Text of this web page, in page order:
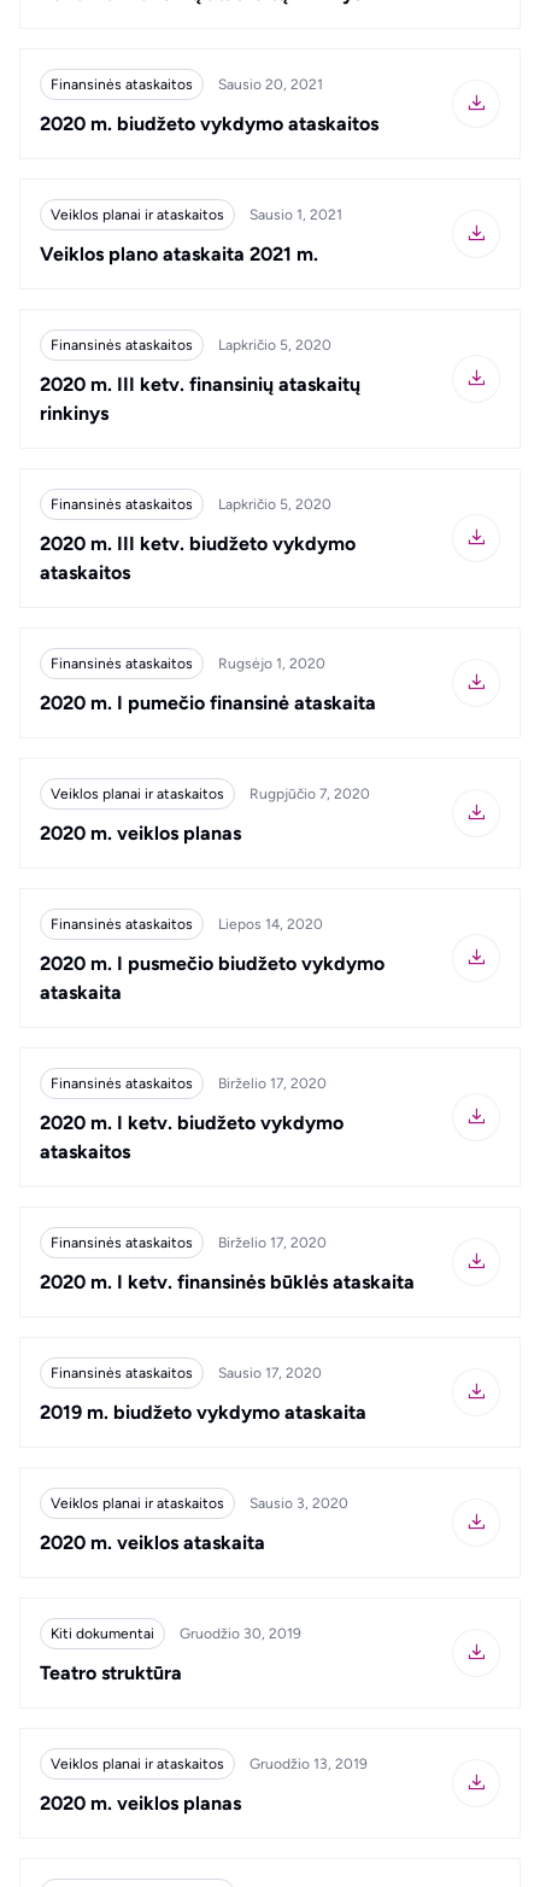
Finansinės ataskaitos Sausio 20, 2021
2020 m. biudžeto vykdymo ataskaitos
Veiklos planai ir ataskaitos Sausio 1, 2021
Veiklos plano ataskaita 2021 m.
Finansinės ataskaitos Lapkričio 5, 2020
2020 m. III ketv. finansinių ataskaitų
rinkinys
Finansinės ataskaitos Lapkričio 5, 2020
2020 m. III ketv. biudžeto vykdymo
ataskaitos
Finansinės ataskaitos Rugsėjo 1, 2020
2020 m. I pumečio finansinė ataskaita
Veiklos planai ir ataskaitos Rugpjūčio 7, 2020
2020 m. veiklos planas
Finansinės ataskaitos Liepos 14, 2020
2020 m. I pusmečio biudžeto vykdymo
ataskaita
Finansinės ataskaitos Birželio 17, 2020
2020 m. I ketv. biudžeto vykdymo
ataskaitos
Finansinės ataskaitos Birželio 17, 2020
2020 m. I ketv. finansinės būklės ataskaita
Finansinės ataskaitos Sausio 17, 2020
2019 m. biudžeto vykdymo ataskaita
Veiklos planai ir ataskaitos Sausio 3, 2020
2020 m. veiklos ataskaita
Kiti dokumentai Gruodžio 30, 2019
Teatro struktūra
Veiklos planai ir ataskaitos Gruodžio 13, 2019
2020 m. veiklos planas